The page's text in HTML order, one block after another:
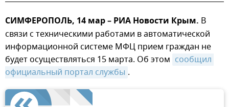
СИМФЕРОПОЛЬ, 14 мар – РИА Новости Крым. В
связи с техническими работами в автоматической
информационной системе МФЦ прием граждан не
будет осуществляться 15 марта. Об этом сообщил
официальный портал службы .